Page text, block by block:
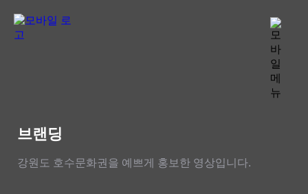
브랜딩
강원도 호수문화권을 예쁘게 홍보한 영상입니다.